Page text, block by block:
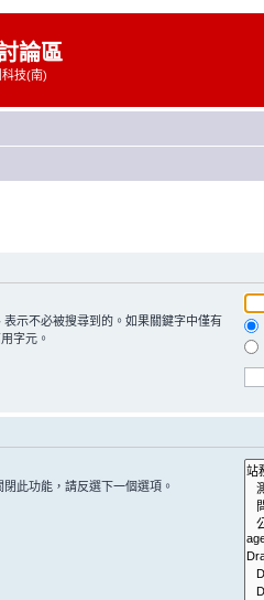
論區
技(南)
表示不必被搜尋到的。如果關鍵字中僅有
字元。
此功能，請反選下一個選項。